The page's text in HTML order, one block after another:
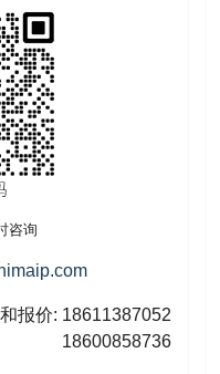
咨询
报价: 18611387052
18600858736